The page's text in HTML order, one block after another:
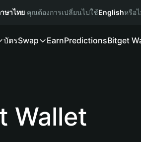
ษาไทย คุณต้องการเปลี่ยนไปใช้Englishหรือ
บัตรSwap EarnPredictionsBitget
Wallet